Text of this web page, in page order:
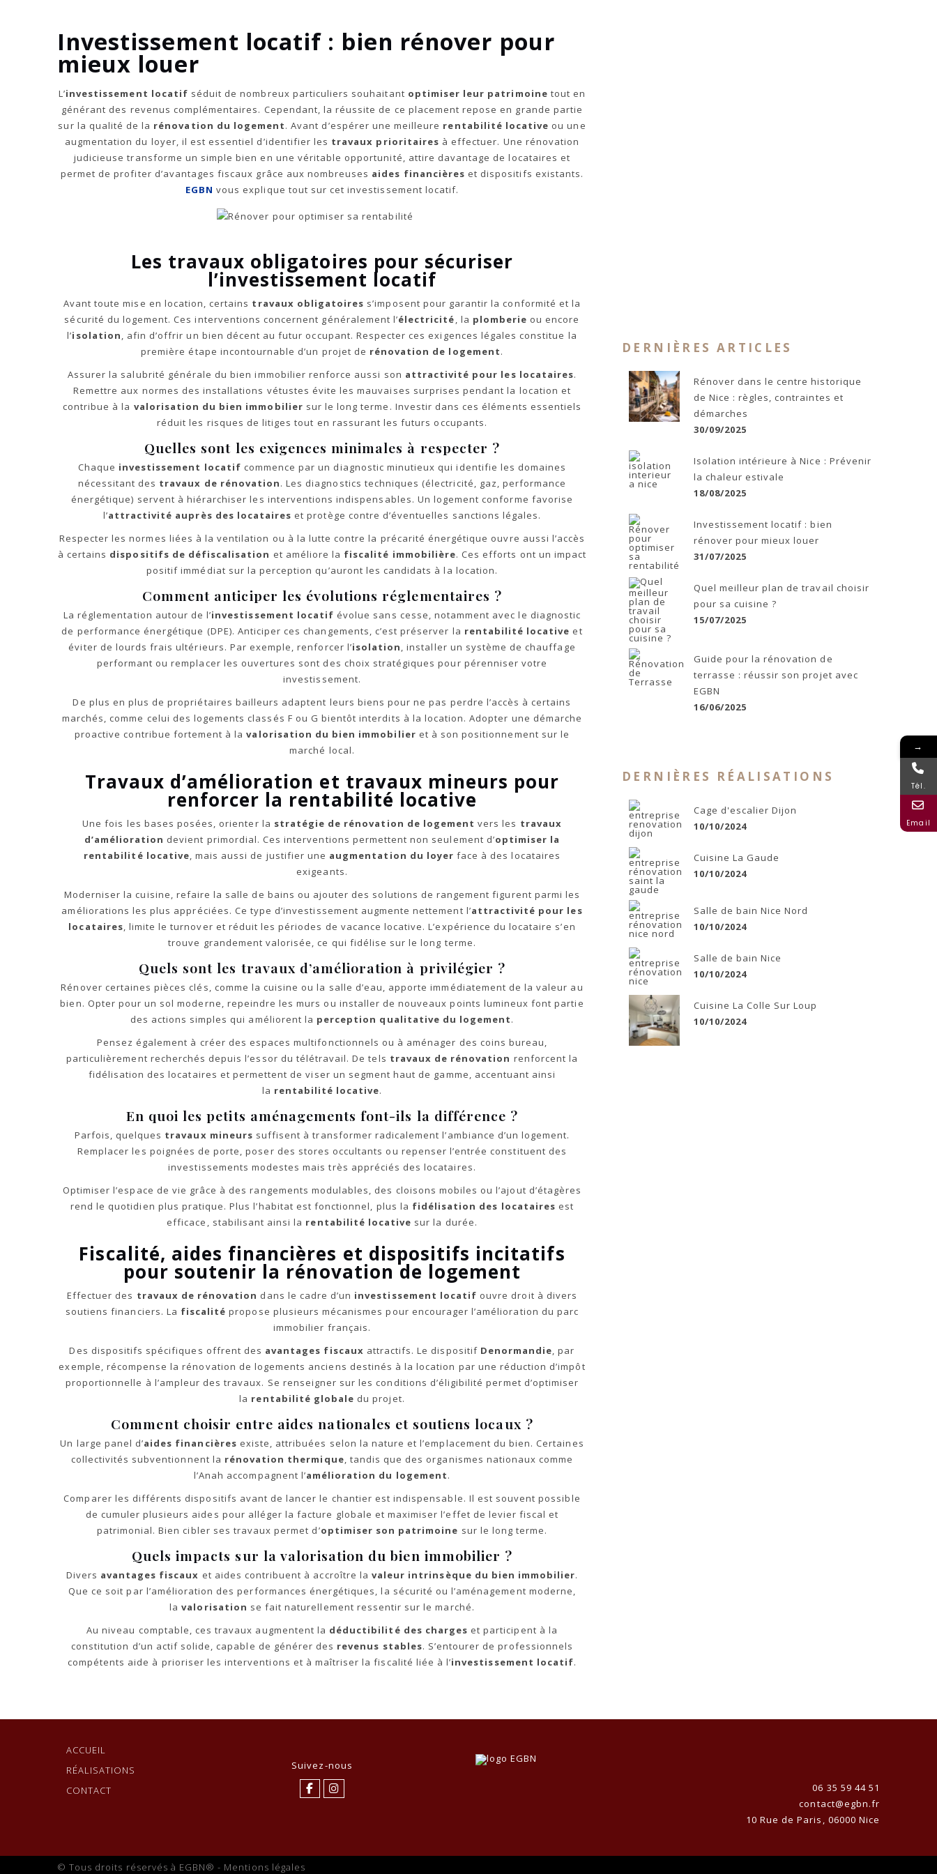
Investissement locatif : bien rénover pour
mieux louer
L’investissement locatif séduit de nombreux particuliers souhaitant optimiser leur patrimoine tout en
générant des revenus complémentaires. Cependant, la réussite de ce placement repose en grande partie
sur la qualité de la rénovation du logement. Avant d’espérer une meilleure rentabilité locative ou une
augmentation du loyer, il est essentiel d’identifier les travaux prioritaires à effectuer. Une rénovation
judicieuse transforme un simple bien en une véritable opportunité, attire davantage de locataires et
permet de profiter d’avantages fiscaux grâce aux nombreuses aides financières et dispositifs existants.
EGBN vous explique tout sur cet investissement locatif.
Les travaux obligatoires pour sécuriser
l’investissement locatif
Avant toute mise en location, certains travaux obligatoires s’imposent pour garantir la conformité et la
sécurité du logement. Ces interventions concernent généralement l’électricité, la plomberie ou encore
l’isolation, afin d’offrir un bien décent au futur occupant. Respecter ces exigences légales constitue la
première étape incontournable d’un projet de rénovation de logement.
Assurer la salubrité générale du bien immobilier renforce aussi son attractivité pour les locataires.
Remettre aux normes des installations vétustes évite les mauvaises surprises pendant la location et
contribue à la valorisation du bien immobilier sur le long terme. Investir dans ces éléments essentiels
réduit les risques de litiges tout en rassurant les futurs occupants.
Quelles sont les exigences minimales à respecter ?
Chaque investissement locatif commence par un diagnostic minutieux qui identifie les domaines
nécessitant des travaux de rénovation. Les diagnostics techniques (électricité, gaz, performance
énergétique) servent à hiérarchiser les interventions indispensables. Un logement conforme favorise
l’attractivité auprès des locataires et protège contre d’éventuelles sanctions légales.
Respecter les normes liées à la ventilation ou à la lutte contre la précarité énergétique ouvre aussi l’accès
à certains dispositifs de défiscalisation et améliore la fiscalité immobilière. Ces efforts ont un impact
positif immédiat sur la perception qu’auront les candidats à la location.
Comment anticiper les évolutions réglementaires ?
La réglementation autour de l’investissement locatif évolue sans cesse, notamment avec le diagnostic
de performance énergétique (DPE). Anticiper ces changements, c’est préserver la rentabilité locative et
éviter de lourds frais ultérieurs. Par exemple, renforcer l’isolation, installer un système de chauffage
performant ou remplacer les ouvertures sont des choix stratégiques pour pérenniser votre
investissement.
De plus en plus de propriétaires bailleurs adaptent leurs biens pour ne pas perdre l’accès à certains
marchés, comme celui des logements classés F ou G bientôt interdits à la location. Adopter une démarche
proactive contribue fortement à lavalorisation du bien immobilier et à son positionnement sur le
marché local.
Travaux d’amélioration et travaux mineurs pour
renforcer la rentabilité locative
Une fois les bases posées, orienter la stratégie de rénovation de logement vers les travaux
d’amélioration devient primordial. Ces interventions permettent non seulement d’optimiser la
rentabilité locative, mais aussi de justifier une augmentation du loyer face à des locataires
exigeants.
Moderniser la cuisine, refaire la salle de bains ou ajouter des solutions de rangement figurent parmi les
améliorations les plus appréciées. Ce type d’investissement augmente nettement l’attractivité pour les
locataires, limite le turnover et réduit les périodes de vacance locative. L’expérience du locataire s’en
trouve grandement valorisée, ce qui fidélise sur le long terme.
Quels sont les travaux d’amélioration à privilégier ?
Rénover certaines pièces clés, comme la cuisine ou la salle d’eau, apporte immédiatement de la valeur au
bien. Opter pour un sol moderne, repeindre les murs ou installer de nouveaux points lumineux font partie
des actions simples qui améliorent la perception qualitative du logement.
Pensez également à créer des espaces multifonctionnels ou à aménager des coins bureau,
particulièrement recherchés depuis l’essor du télétravail. De tels travaux de rénovation renforcent la
fidélisation des locataires et permettent de viser un segment haut de gamme, accentuant ainsi
la rentabilité locative.
En quoi les petits aménagements font-ils la différence ?
Parfois, quelques travaux mineurs suffisent à transformer radicalement l’ambiance d’un logement.
Remplacer les poignées de porte, poser des stores occultants ou repenser l’entrée constituent des
investissements modestes mais très appréciés des locataires.
Optimiser l’espace de vie grâce à des rangements modulables, des cloisons mobiles ou l’ajout d’étagères
rend le quotidien plus pratique. Plus l’habitat est fonctionnel, plus la fidélisation des locataires est
efficace, stabilisant ainsi la rentabilité locative sur la durée.
Fiscalité, aides financières et dispositifs incitatifs
pour soutenir la rénovation de logement
Effectuer des travaux de rénovation dans le cadre d’un investissement locatif ouvre droit à divers
soutiens financiers. La fiscalité propose plusieurs mécanismes pour encourager l’amélioration du parc
immobilier français.
Des dispositifs spécifiques offrent des avantages fiscaux attractifs. Le dispositif Denormandie, par
exemple, récompense la rénovation de logements anciens destinés à la location par une réduction d’impôt
proportionnelle à l’ampleur des travaux. Se renseigner sur les conditions d’éligibilité permet d’optimiser
la rentabilité globale du projet.
Comment choisir entre aides nationales et soutiens locaux ?
Un large panel d’aides financières existe, attribuées selon la nature et l’emplacement du bien. Certaines
collectivités subventionnent la rénovation thermique, tandis que des organismes nationaux comme
l’Anah accompagnent l’amélioration du logement.
Comparer les différents dispositifs avant de lancer le chantier est indispensable. Il est souvent possible
de cumuler plusieurs aides pour alléger la facture globale et maximiser l’effet de levier fiscal et
patrimonial. Bien cibler ses travaux permet d’optimiser son patrimoine sur le long terme.
Quels impacts sur la valorisation du bien immobilier ?
Divers avantages fiscaux et aides contribuent à accroître la valeur intrinsèque du bien immobilier.
Que ce soit par l’amélioration des performances énergétiques, la sécurité ou l’aménagement moderne,
lavalorisation se fait naturellement ressentir sur le marché.
Au niveau comptable, ces travaux augmentent la déductibilité des charges et participent à la
constitution d’un actif solide, capable de générer des revenus stables. S’entourer de professionnels
compétents aide à prioriser les interventions et à maîtriser la fiscalité liée à l’investissement locatif.
DERNIÈRES ARTICLES
Rénover dans le centre historique
de Nice : règles, contraintes et
démarches
30/09/2025
Isolation intérieure à Nice : Prévenir
la chaleur estivale
18/08/2025
Investissement locatif : bien
rénover pour mieux louer
31/07/2025
Quel meilleur plan de travail choisir
pour sa cuisine ?
15/07/2025
Guide pour la rénovation de
terrasse : réussir son projet avec
EGBN
16/06/2025
DERNIÈRES RÉALISATIONS
Cage d'escalier Dijon
10/10/2024
Cuisine La Gaude
10/10/2024
Salle de bain Nice Nord
10/10/2024
Salle de bain Nice
10/10/2024
Cuisine La Colle Sur Loup
10/10/2024
ACCUEIL
RÉALISATIONS
CONTACT
Suivez-nous
06 35 59 44 51‬
contact@egbn.fr
10 Rue de Paris, 06000 Nice
© Tous droits réservés à EGBN® - Mentions légales
→
Tél.
Email